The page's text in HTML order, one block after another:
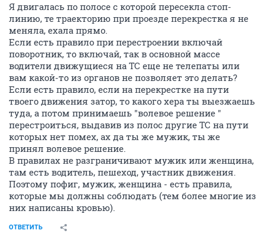
Я двигалась по полосе с которой пересекла стоп-
линию, те траекторию при проезде перекрестка я не
меняла, ехала прямо.
Если есть правило при перестроении включай
поворотник, то включай, так в основной массе
водители движущиеся на ТС еще не телепаты или
вам какой-то из органов не позволяет это делать?
Если есть правило, если на перекрестке на пути
твоего движения затор, то какого хера ты выезжаешь
туда, а потом принимаешь "волевое решение "
перестроиться, выдавив из полос другие ТС на пути
которых нет помех, ах да ты же мужик, ты же
принял волевое решение.
В правилах не разграничивают мужик или женщина,
там есть водитель, пешеход, участник движения.
Поэтому пофиг, мужик, женщина - есть правила,
которые мы должны соблюдать (тем более многие из
них написаны кровью).
ОТВЕТИТЬ